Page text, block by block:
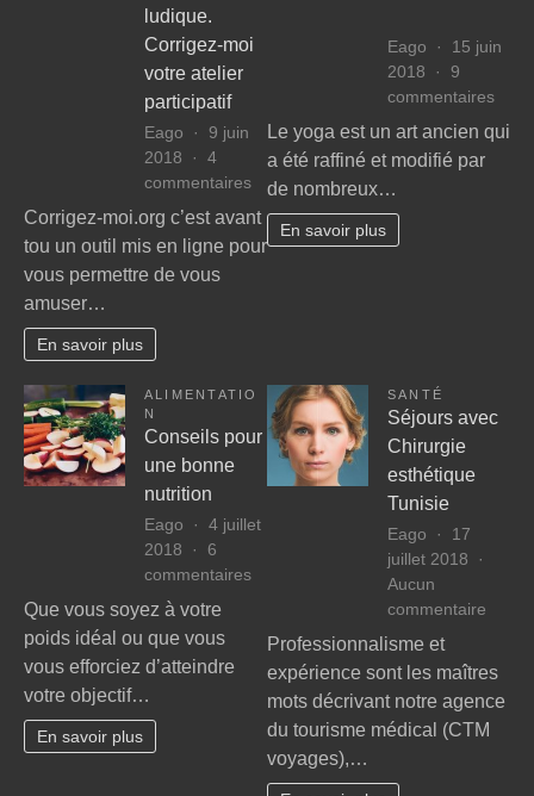
ludique.
Corrigez-moi
votre atelier
participatif
Eago
9 juin
2018
4
commentairessur
Un
éducatif,
moi
votre
atelier
participatif
Corrigez-moi.org c’est avant
tou un outil mis en ligne pour
vous permettre de vous
amuser…
En savoir plus
Eago
15 juin
2018
9
commentairessur
Le yoga est un art ancien qui
a été raffiné et modifié par
de nombreux…
En savoir plus
ALIMENTATIO
N
Conseils pour
une bonne
nutrition
Eago
4 juillet
2018
6
commentairessur
une
bonne
nutrition
Que vous soyez à votre
poids idéal ou que vous
vous efforciez d’atteindre
votre objectif…
En savoir plus
SANTÉ
Séjours avec
Chirurgie
esthétique
Tunisie
Eago
17
juillet 2018
Aucun
commentaire
Professionnalisme et
expérience sont les maîtres
mots décrivant notre agence
du tourisme médical (CTM
voyages),…